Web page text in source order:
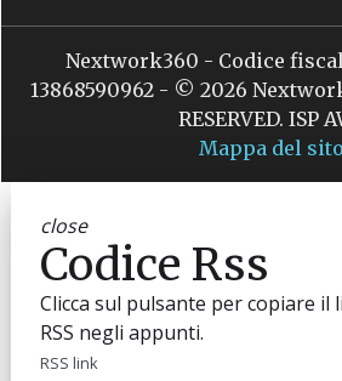
Nextwork360 - Codice
13868590962 - © 2026
RESERVED. ISP
Mappa del sito
close
Codice Rss
Clicca sul pulsante per copiare il
RSS negli appunti.
RSS link